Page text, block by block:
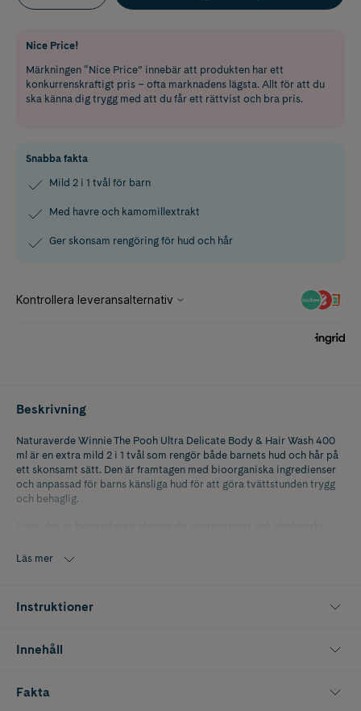
Nice Price!
Märkningen “Nice Price” innebär att produkten har ett
konkurrenskraftigt pris – ofta marknadens lägsta. Allt för att du
ska känna dig trygg med att du får ett rättvist och bra pris.
Snabba fakta
Mild 2 i 1 tvål för barn
Med havre och kamomillextrakt
Ger skonsam rengöring för hud och hår
Beskrivning
Naturaverde Winnie The Pooh Ultra Delicate Body & Hair Wash 400
ml är en extra mild 2 i 1 tvål som rengör både barnets hud och hår på
ett skonsamt sätt. Den är framtagen med bioorganiska ingredienser
och anpassad för barns känsliga hud för att göra tvättstunden trygg
och behaglig.
varsamt utan att torka ut och lämnar både hud och hår rena, mjuka
Läs mer
Instruktioner
Innehåll
Fakta